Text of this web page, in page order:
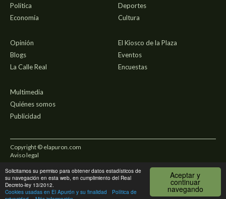
Aceptar y
continuar
navegando
Solicitamos su permiso para obtener datos estadísticos de
su navegación en esta web, en cumplimiento del Real
Decreto-ley 13/2012.
Cookies usadas en El Apurón y su finalidad
Política de
Política
Economía
Deportes
Cultura
Opinión
Blogs
La Calle Real
El Kiosco de la Plaza
Eventos
Encuestas
Multimedia
Quiénes somos
Publicidad
Copyright © elapuron.com
Aviso legal
Política de privacidad
Uso de cookies